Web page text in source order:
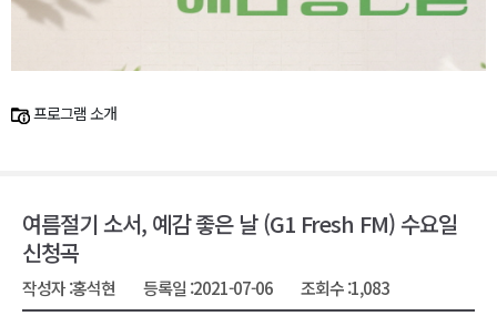
프로그램 소개
여름절기 소서, 예감 좋은 날 (G1 Fresh FM) 수요일
신청곡
작성자 :홍석현 등록일 :2021-07-06 조회수 :1,083